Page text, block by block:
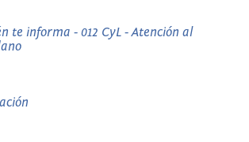
te informa - 012 CyL - Atención al